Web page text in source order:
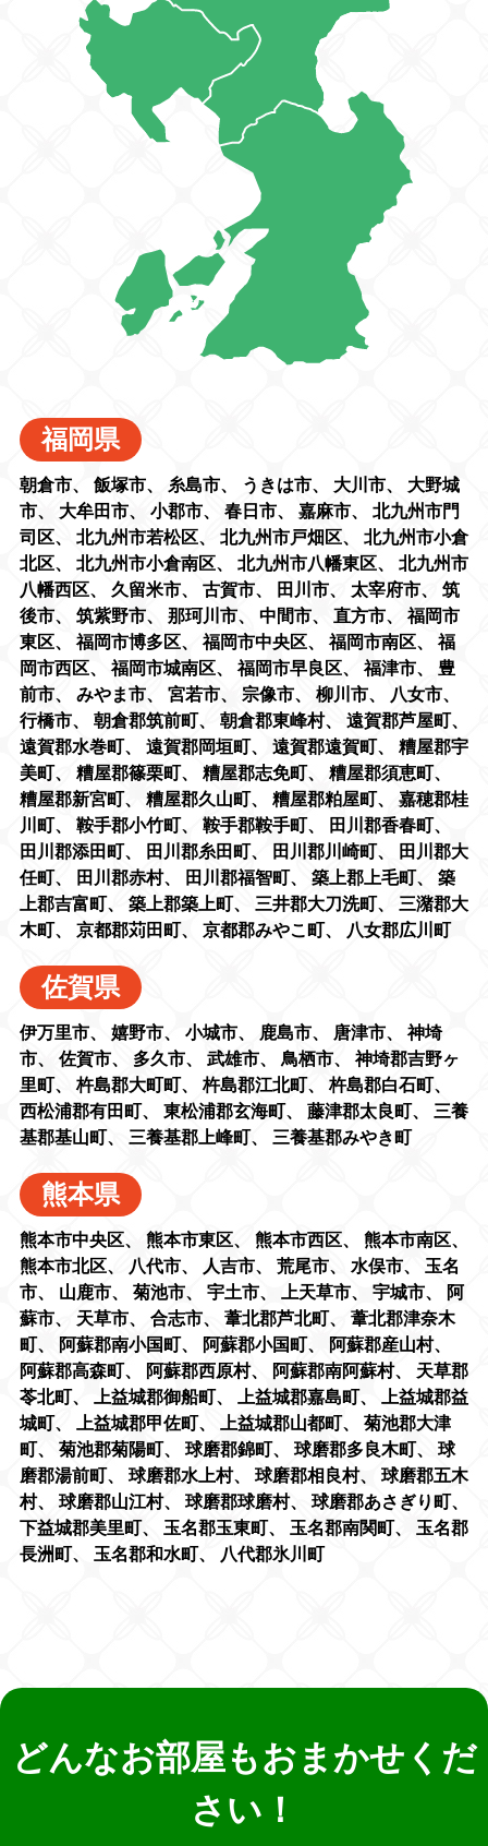
福岡県
朝倉市、 飯塚市、 糸島市、 うきは市、 大川市、 大野城
市、 大牟田市、 小郡市、 春日市、 嘉麻市、 北九州市門
司区、 北九州市若松区、 北九州市戸畑区、 北九州市小倉
北区、 北九州市小倉南区、 北九州市八幡東区、 北九州市
八幡西区、 久留米市、 古賀市、 田川市、 太宰府市、 筑
後市、 筑紫野市、 那珂川市、 中間市、 直方市、福岡市
東区、福岡市博多区、福岡市中央区、福岡市南区、福
岡市西区、福岡市城南区、福岡市早良区、福津市、 豊
前市、 みやま市、 宮若市、 宗像市、 柳川市、 八女市、
行橋市、 朝倉郡筑前町、 朝倉郡東峰村、 遠賀郡芦屋町、
遠賀郡水巻町、 遠賀郡岡垣町、 遠賀郡遠賀町、 糟屋郡宇
美町、 糟屋郡篠栗町、 糟屋郡志免町、 糟屋郡須恵町、
糟屋郡新宮町、 糟屋郡久山町、 糟屋郡粕屋町、 嘉穂郡桂
川町、 鞍手郡小竹町、 鞍手郡鞍手町、 田川郡香春町、
田川郡添田町、 田川郡糸田町、 田川郡川崎町、
田川郡大
任町、 田川郡赤村、 田川郡福智町、 築上郡上毛町、 築
上郡吉富町、 築上郡築上町、 三井郡大刀洗町、 三潴郡大
木町、 京都郡苅田町、 京都郡みやこ町、 八女郡広川町
佐賀県
伊万里市、 嬉野市、 小城市、 鹿島市、 唐津市、神埼
市、 佐賀市、 多久市、 武雄市、 鳥栖市、神埼郡吉野ヶ
里町、 杵島郡大町町、 杵島郡江北町、 杵島郡白石町、
西松浦郡有田町、 東松浦郡玄海町、 藤津郡太良町、 三養
基郡基山町、 三養基郡上峰町、 三養基郡みやき町
熊本県
熊本市中央区、 熊本市東区、 熊本市西区、 熊本市南区、
熊本市北区、 八代市、 人吉市、 荒尾市、 水俣市、 玉名
市、 山鹿市、 菊池市、 宇土市、 上天草市、 宇城市、
阿
蘇市、 天草市、 合志市、 葦北郡芦北町、 葦北郡津奈木
町、 阿蘇郡南小国町、 阿蘇郡小国町、 阿蘇郡産山村、
阿蘇郡高森町、 阿蘇郡西原村、 阿蘇郡南阿蘇村、 天草郡
苓北町、 上益城郡御船町、 上益城郡嘉島町、
上益城郡益
城町、 上益城郡甲佐町、 上益城郡山都町、 菊池郡大津
町、 菊池郡菊陽町、 球磨郡錦町、 球磨郡多良木町、 球
磨郡湯前町、 球磨郡水上村、 球磨郡相良村、 球磨郡五木
村、 球磨郡山江村、 球磨郡球磨村、 球磨郡あさぎり町、
下益城郡美里町、 玉名郡玉東町、 玉名郡南関町、 玉名郡
長洲町、 玉名郡和水町、 八代郡氷川町
どんなお部屋もおまかせくだ
さい！